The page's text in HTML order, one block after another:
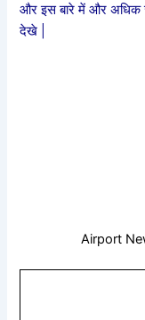
औरइस बारे में और अधिक
देखे |
Airport